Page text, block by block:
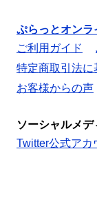
ぷらっとオンラ
ご利用ガイド
特定商取引法に
お客様からの声
ソーシャルメデ
Twitter公式アカ